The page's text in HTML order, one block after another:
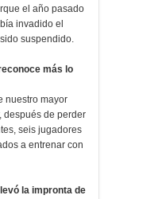
el año pasado
invadido el
suspendido.
más lo
nuestro mayor
después de perder
seis jugadores
a entrenar con
la impronta de